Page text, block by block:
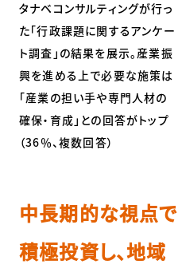
タナベコンサルティングが行っ
た「行政課題に関するアンケー
ト調査」の結果を展示。産業振
興を進める上で必要な施策は
「産業の担い手や専門人材の
確保・育成」との回答がトップ
（36％、複数回答）
中長期的な視点で
積極投資し、地域